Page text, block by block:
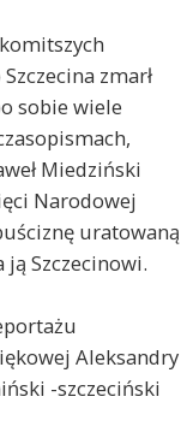
zmarł
sobie wiele
Miedziński
Narodowej
uratowaną
Szczecinowi.
Aleksandry
-szczeciński